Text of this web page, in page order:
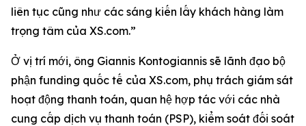
liên tục cũng như các sáng kiến lấy khách hàng làm
trọng tâm của XS.com.”
Ở vị trí mới, ông Giannis Kontogiannis sẽ lãnh đạo bộ
phận funding quốc tế của XS.com, phụ trách giám sát
hoạt động thanh toán, quan hệ hợp tác với các nhà
cung cấp dịch vụ thanh toán (PSP), kiểm soát đối soát